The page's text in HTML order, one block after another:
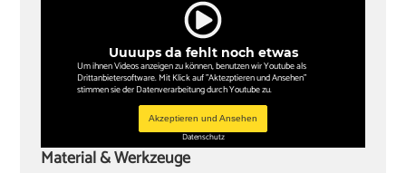
Uuuups da fehlt noch etwas
Um ihnen Videos anzeigen zu können, benutzen wir Youtube als
Drittanbietersoftware. Mit Klick auf "Aktezptieren und Ansehen"
stimmen sie der Datenverarbeitung durch Youtube zu.
Akzeptieren und Ansehen
Datenschutz
Material & Werkzeuge